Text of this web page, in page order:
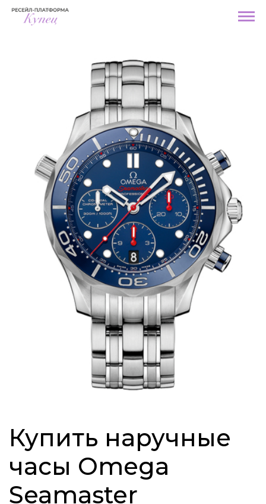
Купить наручные
часы Omega
Seamaster